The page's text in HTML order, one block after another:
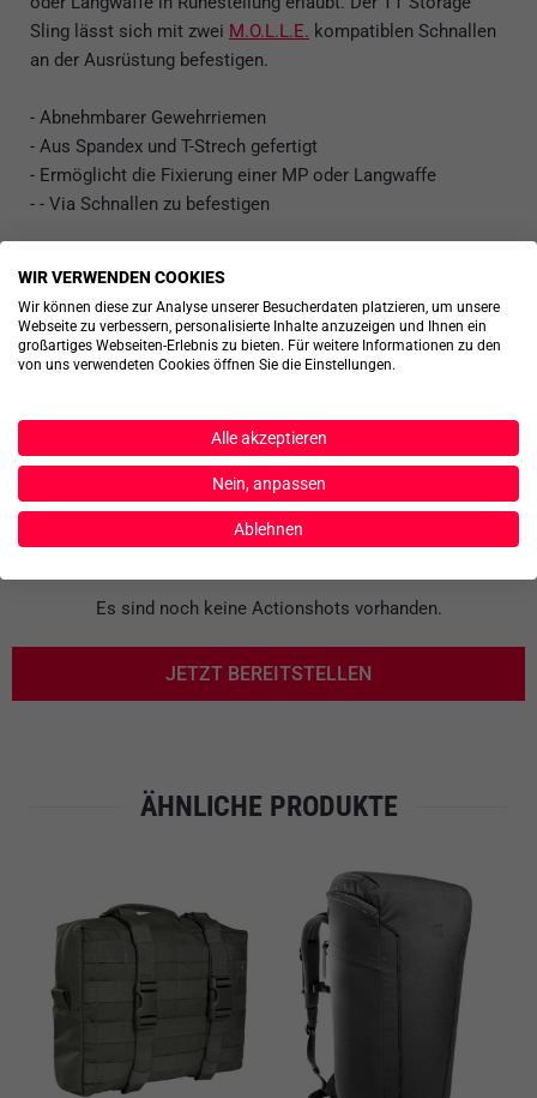
Sling lässt sich mit zwei M.O.L.L.E. kompatiblen Schnallen
an der Ausrüstung befestigen.
- Abnehmbarer Gewehrriemen
- Aus Spandex und T-Strech gefertigt
- Ermöglicht die Fixierung einer MP oder Langwaffe
- - Via Schnallen zu befestigen
Eigenschaften
Passt dazu
ACTIONSHOTS
Es sind noch keine Actionshots vorhanden.
JETZT BEREITSTELLEN
ÄHNLICHE PRODUKTE
WIR VERWENDEN COOKIES
Wir können diese zur Analyse unserer Besucherdaten platzieren, um unsere
Webseite zu verbessern, personalisierte Inhalte anzuzeigen und Ihnen ein
großartiges Webseiten-Erlebnis zu bieten. Für weitere Informationen zu den
von uns verwendeten Cookies öffnen Sie die Einstellungen.
Alle akzeptieren
Nein, anpassen
Ablehnen